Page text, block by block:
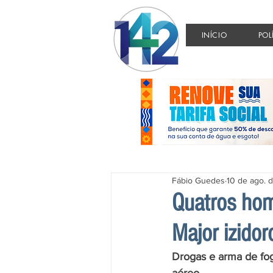
INÍCIO
Quatros
Major
Fábio Guedes 10 de ago.
Drogas e arma de